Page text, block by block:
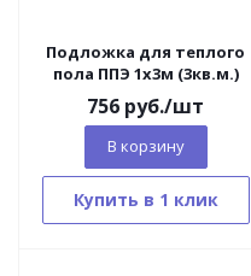
Подложка для теплого
пола ППЭ 1х3м (3кв.м.)
756 руб./шт
В корзину
Купить в 1 клик